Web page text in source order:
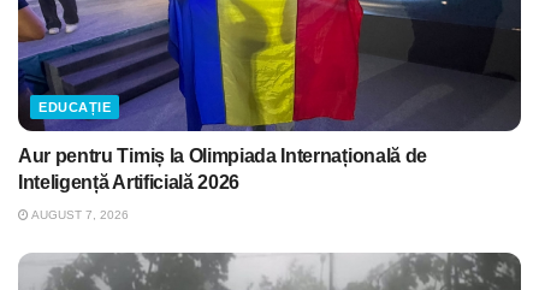
EDUCAȚIE
Aur pentru Timiș la Olimpiada Internațională de
Inteligență Artificială 2026
AUGUST 7, 2026